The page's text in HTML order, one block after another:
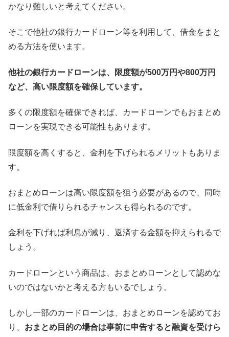
かなり難しいと考えてください。
そこで他社の銀行カードローン等を利用して、借金をまと
める方法を使います。
他社の銀行カードローンは、限度額が500万円や800万円
など、高い限度額を確保しています。
多くの限度額を確保できれば、カードローンでもおまとめ
ローンを実現できる可能性もあります。
限度額を高くすると、金利を下げられるメリットもありま
す。
おまとめローンは高い限度額を狙う必要があるので、同時
に低金利で借りられるチャンスも得られるのです。
金利を下げれば利息が減り、返済する金額を抑えられるで
しょう。
カードローンという商品は、おまとめローンとして認めな
いのではないかと考える方もいるでしょう。
しかし一部のカードローンは、おまとめローンを認めてお
り、 おまとめ目的の場合は事前に申告すると融資を受けら